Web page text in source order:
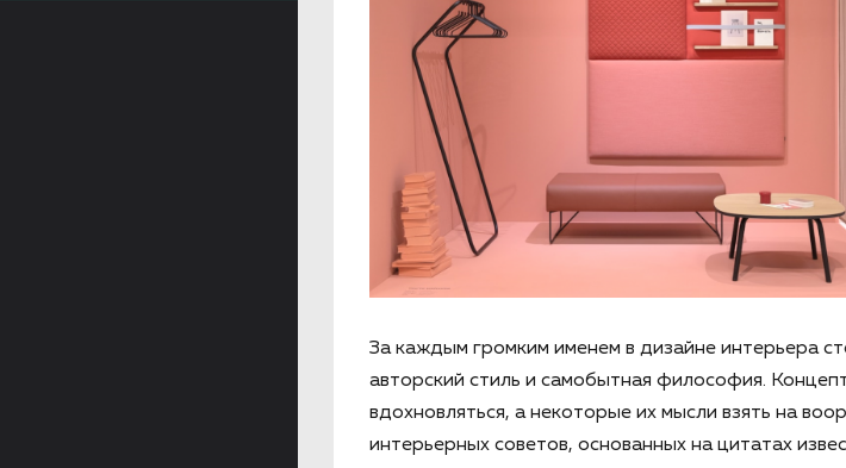
За каждым громким именем в дизайне интерьера
авторский стиль и самобытная философия.
вдохновляться, а некоторые их мысли взять на
интерьерных советов, основанных на цитатах